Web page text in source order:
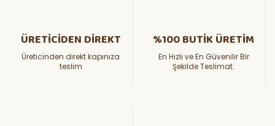
ÜRETİCİDEN DİREKT
Üreticinden direkt kapınıza
teslim
%100 BUTİK ÜRETİM
En Hızlı ve En Güvenilir Bir
Şekilde Teslimat.